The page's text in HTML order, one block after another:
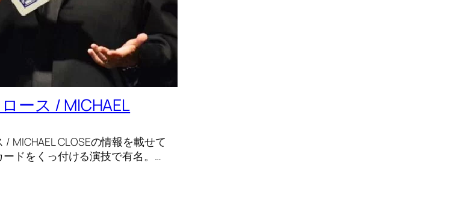
ース / MICHAEL
MICHAEL CLOSEの情報を載せて
ドをくっ付ける演技で有名。…